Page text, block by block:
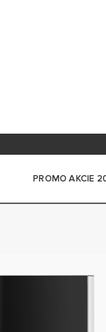
PROMO AKCIE